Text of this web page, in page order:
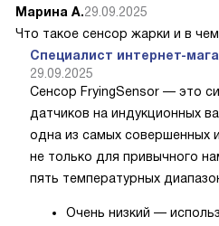
Марина А.29.09.2025
Что такое сенсор жарки и в
Специалист интернет-
29.09.2025
Сенсор FryingSensor — это
датчиков на индукционных
одна из самых совершенных
не только для привычного
пять температурных
Очень низкий —